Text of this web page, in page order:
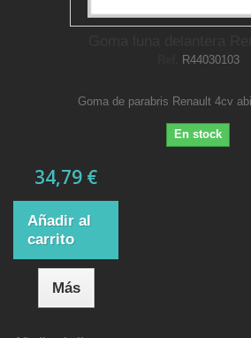
R44030103
Goma de parabris Renault 4cv
En stock
34,79 €
Añadir al
carrito
Más